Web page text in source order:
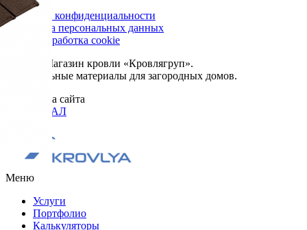
Политика конфиденциальности
Обработка персональных данных
Сбор и обработка cookie
© 2026. Магазин кровли «Кровлягруп».
Строительные материалы для загородных домов.
Разработка сайта
ОРИГИНАЛ
Меню
Услуги
Портфолио
Калькуляторы